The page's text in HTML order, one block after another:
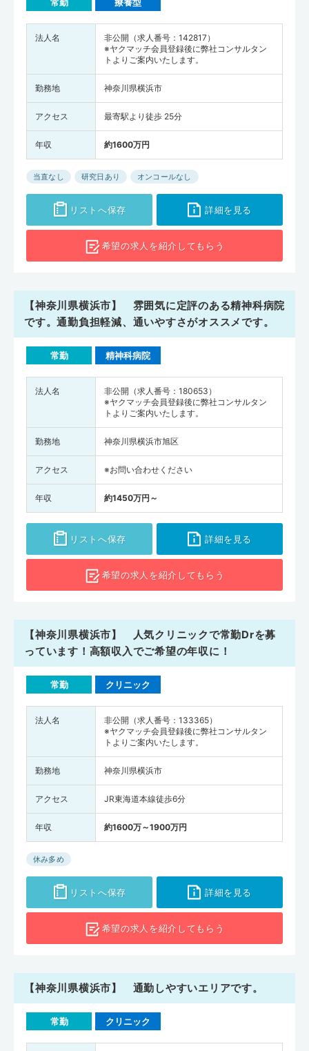
法人名
非公開（求人番号：142817）
※ヤクマッチ会員登録後に弊社コンサルタン
トよりご案内いたします。
勤務地 神奈川県横浜市
アクセス 最寄駅より徒歩 25分
年収 約1600万円
当直なし 研究日あり オンコールなし
リストへ保存 詳細を見る
希望の求人を紹介してもらう
【神奈川県横浜市】 雰囲気に定評のある精神科病院
です。通勤負担軽減、通いやすさがオススメです。
常勤 精神科病院
法人名
非公開（求人番号：180653）
※ヤクマッチ会員登録後に弊社コンサルタン
トよりご案内いたします。
勤務地 神奈川県横浜市旭区
アクセス ※お問い合わせください
年収 約1450万円～
リストへ保存 詳細を見る
希望の求人を紹介してもらう
【神奈川県横浜市】 人気クリニックで常勤Drを募
っています！高額収入でご希望の年収に！
常勤 クリニック
法人名
非公開（求人番号：133365）
※ヤクマッチ会員登録後に弊社コンサルタン
トよりご案内いたします。
勤務地 神奈川県横浜市
アクセス JR東海道本線徒歩6分
年収 約1600万～1900万円
休み多め
リストへ保存 詳細を見る
希望の求人を紹介してもらう
【神奈川県横浜市】 通勤しやすいエリアです。
常勤 クリニック